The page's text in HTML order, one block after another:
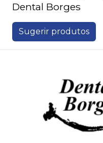
Dental Borges
Sugerir produtos